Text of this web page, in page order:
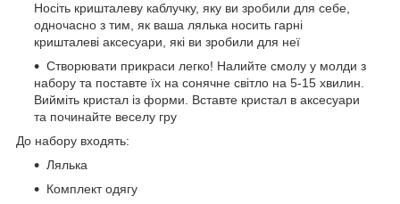
Носіть кришталеву каблучку, яку ви зробили для себе,
одночасно з тим, як ваша лялька носить гарні
кришталеві аксесуари, які ви зробили для неї
Створювати прикраси легко! Налийте смолу у молди з
набору та поставте їх на сонячне світло на 5-15 хвилин.
Вийміть кристал із форми. Вставте кристал в аксесуари
та починайте веселу гру
До набору входять:
Лялька
Комплект одягу